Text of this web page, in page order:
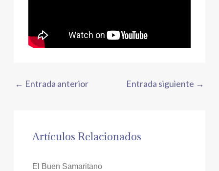
← Entrada anterior Entrada siguiente →
Artículos Relacionados
El Buen Samaritano